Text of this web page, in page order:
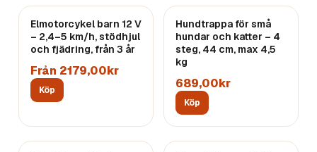
Elmotorcykel barn 12 V
– 2,4–5 km/h, stödhjul
och fjädring, från 3 år
Från 2179,00kr
Köp
Hundtrappa för små
hundar och katter – 4
steg, 44 cm, max 4,5
kg
689,00kr
Köp